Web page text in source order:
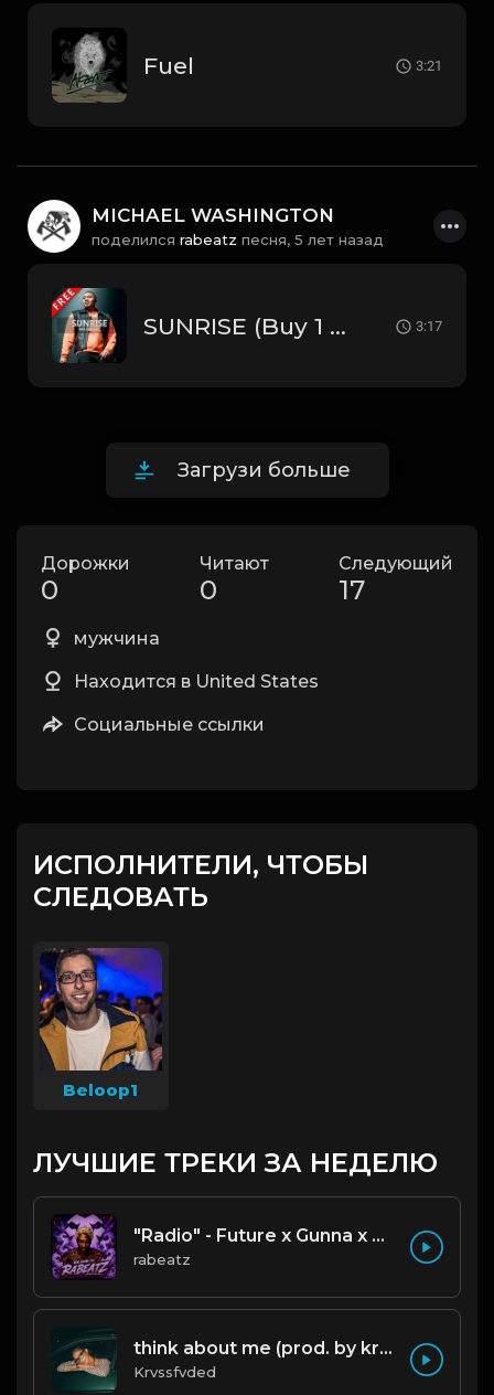
Fuel 3:21
MICHAEL WASHINGTON
поделился rabeatz песня, 5 лет назад
SUNRISE (Buy 1 - Get 9 FREE) 3:17
Загрузи больше
Дорожки
0
Читают
0
Следующий
17
мужчина
Находится в United States
Социальные ссылки
ИСПОЛНИТЕЛИ, ЧТОБЫ
СЛЕДОВАТЬ
Beloop1
ЛУЧШИЕ ТРЕКИ ЗА НЕДЕЛЮ
"Radio" - Future x Gunna x Don Toliver Type Beat 2026 | Melodic Trap | 171 bpm
rabeatz
think about me (prod. by krvssfvded) 123bpm
Krvssfvded